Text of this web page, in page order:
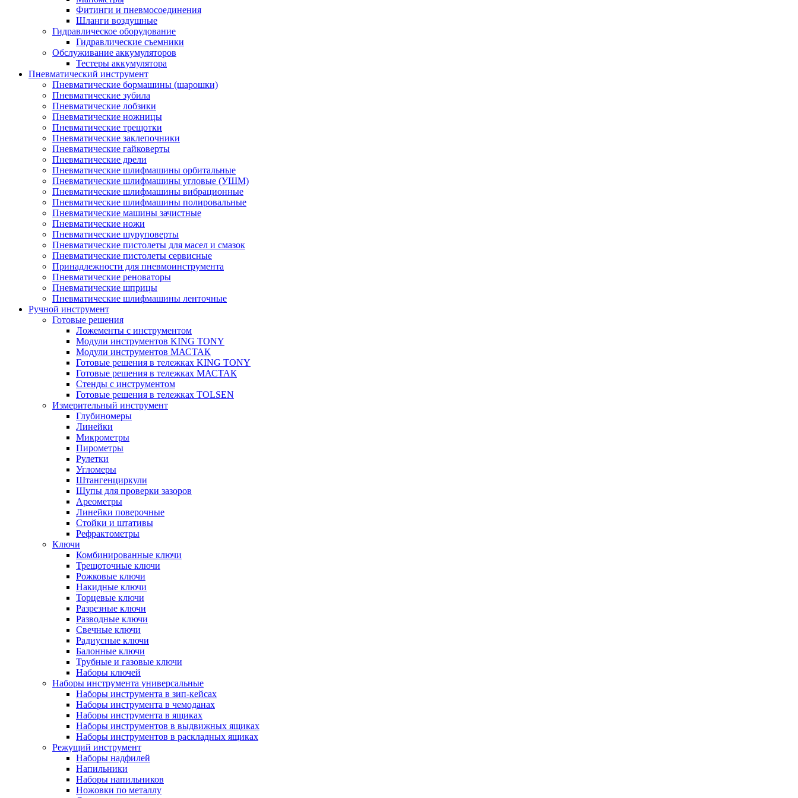
Фитинги и пневмосоединения
Шланги воздушные
Гидравлическое оборудование
Гидравлические съемники
Обслуживание аккумуляторов
Тестеры аккумулятора
Пневматический инструмент
Пневматические бормашины (шарошки)
Пневматические зубила
Пневматические лобзики
Пневматические ножницы
Пневматические трещотки
Пневматические заклепочники
Пневматические гайковерты
Пневматические дрели
Пневматические шлифмашины орбитальные
Пневматические шлифмашины угловые (УШМ)
Пневматические шлифмашины вибрационные
Пневматические шлифмашины полировальные
Пневматические машины зачистные
Пневматические ножи
Пневматические шуруповерты
Пневматические пистолеты для масел и смазок
Пневматические пистолеты сервисные
Принадлежности для пневмоинструмента
Пневматические реноваторы
Пневматические шприцы
Пневматические шлифмашины ленточные
Ручной инструмент
Готовые решения
Ложементы с инструментом
Модули инструментов KING TONY
Модули инструментов МАСТАК
Готовые решения в тележках KING TONY
Готовые решения в тележках МАСТАК
Стенды с инструментом
Готовые решения в тележках TOLSEN
Измерительный инструмент
Глубиномеры
Линейки
Микрометры
Пирометры
Рулетки
Угломеры
Штангенциркули
Щупы для проверки зазоров
Ареометры
Линейки поверочные
Стойки и штативы
Рефрактометры
Ключи
Комбинированные ключи
Трещоточные ключи
Рожковые ключи
Накидные ключи
Торцевые ключи
Разрезные ключи
Разводные ключи
Свечные ключи
Радиусные ключи
Балонные ключи
Трубные и газовые ключи
Наборы ключей
Наборы инструмента универсальные
Наборы инструмента в зип-кейсах
Наборы инструмента в чемоданах
Наборы инструмента в ящиках
Наборы инструментов в выдвижных ящиках
Наборы инструментов в раскладных ящиках
Режущий инструмент
Наборы надфилей
Напильники
Наборы напильников
Ножовки по металлу